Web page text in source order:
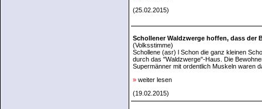
(25.02.2015)
Schollener Waldzwerge hoffen, dass der
(Volksstimme)
Schollene (asr) l Schon die ganz kleinen
durch das "Waldzwerge"-Haus. Die
Supermänner mit ordentlich Muskeln waren
» weiter lesen
(19.02.2015)